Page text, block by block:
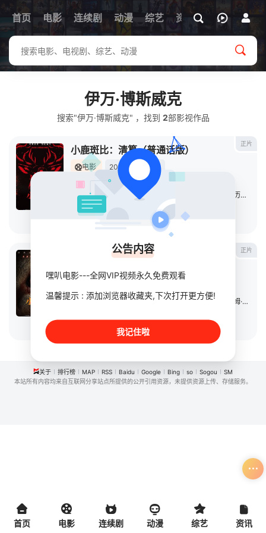
首页 电影 连续剧 动漫 综艺 资讯
伊万·博斯威克
搜索"伊万·博斯威克" ，找到 2部影视作品
正片
小鹿斑比：清算（普通话版）
电影 2025
英国
导演：
丹·艾伦
主演：罗姗妮·麦琪 / 汤姆·穆艾伦 亚历克斯·库克
立即播放
正片
小鹿斑比：清算
电影 2025
英国
导演：
丹·艾伦
主演：罗姗妮·麦琪 / 萨米拉·迈蒂 / 尼科拉·赖特 汤姆·穆艾伦
立即播放
关于 排行榜 MAP RSS Baidu Google Bing so Sogou
SM
本站所有内容均来自互联网分享站点所提供的公开引用资源，未提供资源上传、存储服务。
首页 电影 连续剧 动漫 综艺 资讯
公告内容
嘿叭电影---全网VIP视频永久免费观看
温馨提示 : 添加浏览器收藏夹,下次打开更方便!
我记住啦